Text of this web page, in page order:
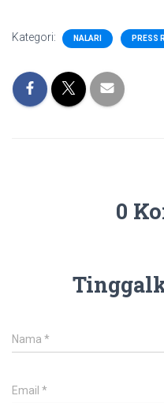
Kategori: NALARI PRESS
0
Nama *
Email *